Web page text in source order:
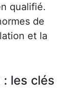
qualifié.
de
et la
les clés